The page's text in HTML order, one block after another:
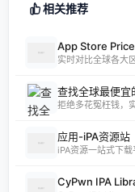
相关推荐
App Store
查找全球最便
应用-iPA资源站
CyPwn IPA